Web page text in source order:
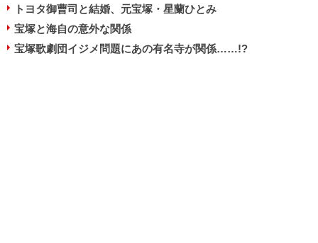
トヨタ御曹司と結婚、元宝塚・星蘭ひとみ
宝塚と海自の意外な関係
宝塚歌劇団イジメ問題にあの有名寺が関係……!?